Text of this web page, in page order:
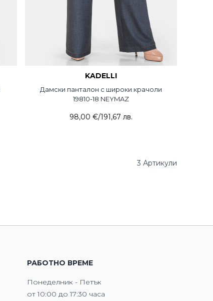
KADELLI
Дамски панталон с широки крачоли
19810-18 NEYMAZ
98,00 €/191,67 лв.
3 Артикули
РАБОТНО ВРЕМЕ
Понеделник - Петък
от 10:00 до 17:30 часа